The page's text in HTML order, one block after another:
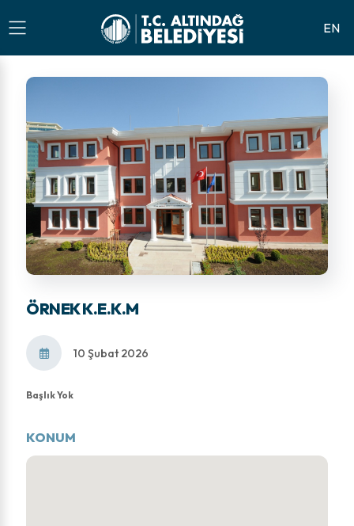
EN
ÖRNEK K.E.K.M
10 Şubat 2026
Başlık Yok
KONUM